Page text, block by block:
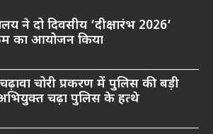
ने दो दिवसीय ‘दीक्षारंभ 2026’
का आयोजन किया
चढ़ावा चोरी प्रकरण में पुलिस की बड़ी
चढ़ा पुलिस के हत्थे